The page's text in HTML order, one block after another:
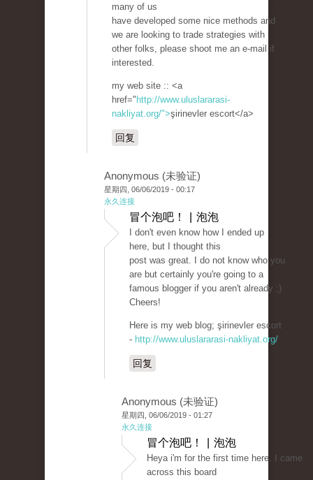
many of us
have developed some nice methods and
we are looking to trade strategies with
other folks, please shoot me an e-mail if
interested.
my web site :: <a
href=" http://www.uluslararasi-
nakliyat.org/">şirinevler escort</a>
回复
Anonymous (未验证)
星期四, 06/06/2019 - 00:17
永久连接
冒个泡吧！ | 泡泡
I don't even know how I ended up
here, but I thought this
post was great. I do not know who you
are but certainly you're going to a
famous blogger if you aren't already ;)
Cheers!
Here is my web blog; şirinevler escort
- http://www.uluslararasi-nakliyat.org/
回复
Anonymous (未验证)
星期四, 06/06/2019 - 01:27
永久连接
冒个泡吧！ | 泡泡
Heya i'm for the first time here. I came
across this board